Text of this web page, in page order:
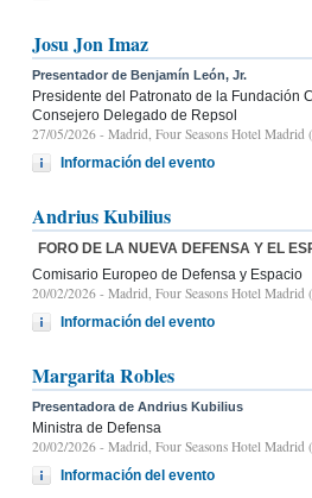
Josu Jon Imaz
Presentador de Benjamín León, Jr.
Presidente del Patronato de la Fundación
Consejero Delegado de Repsol
27/05/2026 - Madrid, Four Seasons Hotel Madrid
Información del evento
Andrius Kubilius
FORO DE LA NUEVA DEFENSA Y EL
Comisario Europeo de Defensa y Espacio
20/02/2026 - Madrid, Four Seasons Hotel Madrid
Información del evento
Margarita Robles
Presentadora de Andrius Kubilius
Ministra de Defensa
20/02/2026 - Madrid, Four Seasons Hotel Madrid
Información del evento